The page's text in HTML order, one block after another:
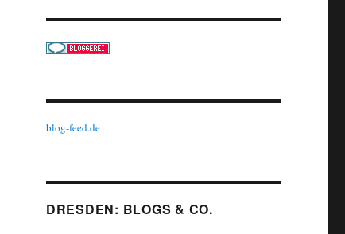
blog-feed.de
DRESDEN: BLOGS & CO.